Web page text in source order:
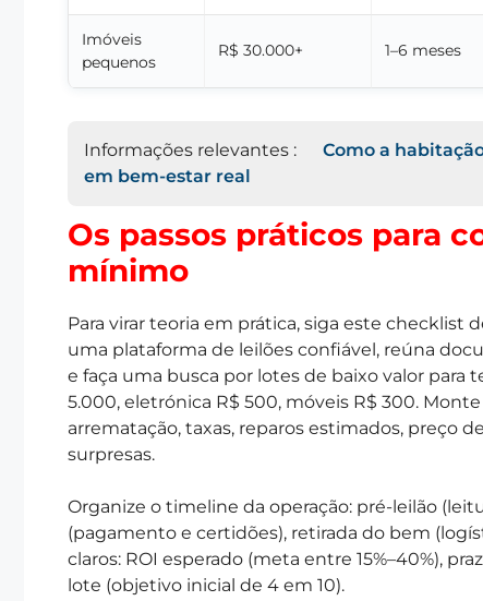
Imóveis
pequenos
R$ 30.000+ 1–6 meses
Informações relevantes :
Como a
em bem-estar real
Os passos práticos para
mínimo
Para virar teoria em prática, siga este checklist
uma plataforma de leilões confiável, reúna
e faça uma busca por lotes de baixo valor para
5.000, eletrónica R$ 500, móveis R$ 300.
arrematação, taxas, reparos estimados, preço
surpresas.
Organize o timeline da operação: pré-leilão
(pagamento e certidões), retirada do bem
claros: ROI esperado (meta entre 15%–40%),
lote (objetivo inicial de 4 em 10).